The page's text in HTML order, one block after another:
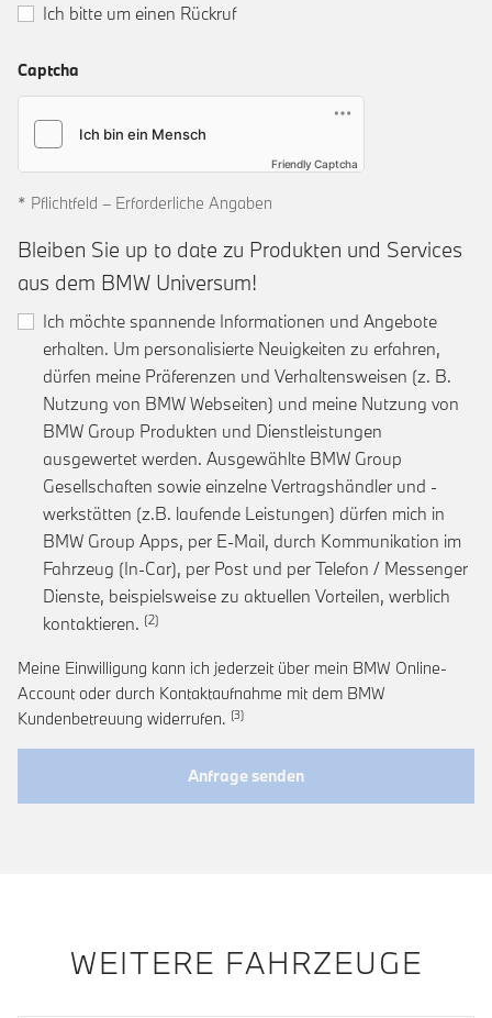
Ich bitte um einen Rückruf
Captcha
Friendly Captcha
* Pflichtfeld – Erforderliche Angaben
Bleiben Sie up to date zu Produkten und Services
aus dem BMW Universum!
Ich möchte spannende Informationen und Angebote
erhalten. Um personalisierte Neuigkeiten zu erfahren,
dürfen meine Präferenzen und Verhaltensweisen (z. B.
Nutzung von BMW Webseiten) und meine Nutzung von
BMW Group Produkten und Dienstleistungen
ausgewertet werden. Ausgewählte BMW Group
Gesellschaften sowie einzelne Vertragshändler und -
werkstätten (z.B. laufende Leistungen) dürfen mich in
BMW Group Apps, per E-Mail, durch Kommunikation im
Fahrzeug (In-Car), per Post und per Telefon / Messenger
Dienste, beispielsweise zu aktuellen Vorteilen, werblich
kontaktieren. Link zur Fußnote: Einwilligung zur
Meine Einwilligung kann ich jederzeit über mein BMW Online-
Account oder durch Kontaktaufnahme mit dem BMW
Kundenbetreuung widerrufen. Link zur Fußnote: Widerruf der
Anfrage senden
WEITERE FAHRZEUGE